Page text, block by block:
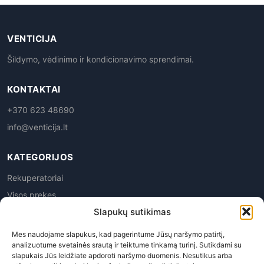
Slapukų sutikimas
Mes naudojame slapukus, kad pagerintume Jūsų naršymo patirtį,
analizuotume svetainės srautą ir teiktume tinkamą turinį. Sutikdami su
slapukais Jūs leidžiate apdoroti naršymo duomenis. Nesutikus arba
VENTICIJA
Šildymo, vėdinimo ir kondicionavimo sprendimai.
KONTAKTAI
+370 623 48690
info@venticija.lt
KATEGORIJOS
Rekuperatoriai
Visos prekes